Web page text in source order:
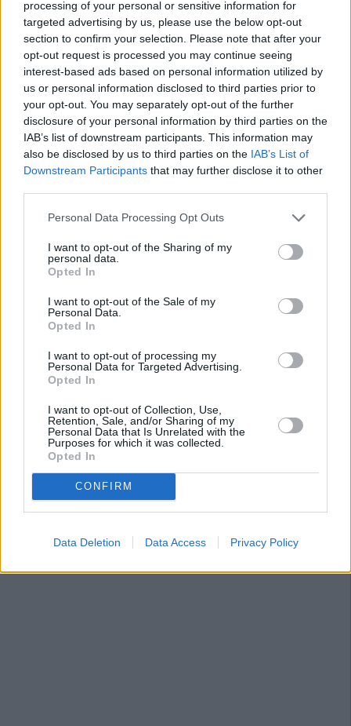
processing of your personal or sensitive information for
targeted advertising by us, please use the below opt-out
section to confirm your selection. Please note that after your
opt-out request is processed you may continue seeing
interest-based ads based on personal information utilized by
us or personal information disclosed to third parties prior to
your opt-out. You may separately opt-out of the further
disclosure of your personal information by third parties on the
IAB’s list of downstream participants. This information may
also be disclosed by us to third parties on the IAB’s List of
Downstream Participants that may further disclose it to other
Personal Data Processing Opt Outs
I want to opt-out of the Sharing of my
personal data.
Opted In
I want to opt-out of the Sale of my
Personal Data.
Opted In
I want to opt-out of processing my
Personal Data for Targeted Advertising.
Opted In
I want to opt-out of Collection, Use,
Retention, Sale, and/or Sharing of my
Personal Data that Is Unrelated with the
Purposes for which it was collected.
Opted In
CONFIRM
Data Deletion Data Access Privacy Policy